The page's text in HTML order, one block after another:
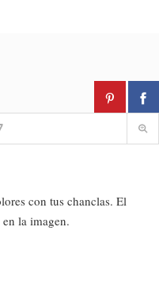
con tus chanclas. El
la imagen.